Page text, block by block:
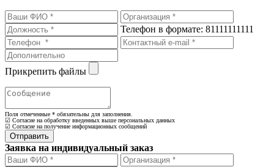
Телефон в формате: 81111111111
Прикрепить файлы
Поля отмеченные * обязательны для заполнения.
☑ Согласие на обработку введенных выше персональных данных
☑ Согласие на получение информационных сообщений
Заявка на индивидуальный заказ